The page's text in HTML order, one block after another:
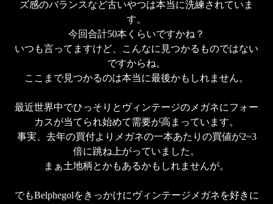
ズ感のバランスなど古いやつは本当に洗練されていま
す。
今回合計50本くらいですかね？
いつも言ってますけど、こんなに見つかるものではない
ですからね。
ここまで見つかるのは本当に最後かもしれません。
最近世界中でひっそりとヴィンテージのメガネにフォー
カスが当てられ始めて需要が高まっています。
事実、去年の買付よりメガネの一本あたりの買値が2~3
倍に跳ね上がっていました。
まぁ土地柄とかもあるかもしれませんが。
でもBelphegolをきっかけにヴィンテージメガネを好きに